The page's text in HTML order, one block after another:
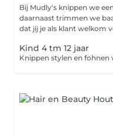
Bij Mudly's knippen we
daarnaast trimmen we
dat jij je als klant welkom
Kind 4 tm 12 jaar
Knippen stylen en fohnen